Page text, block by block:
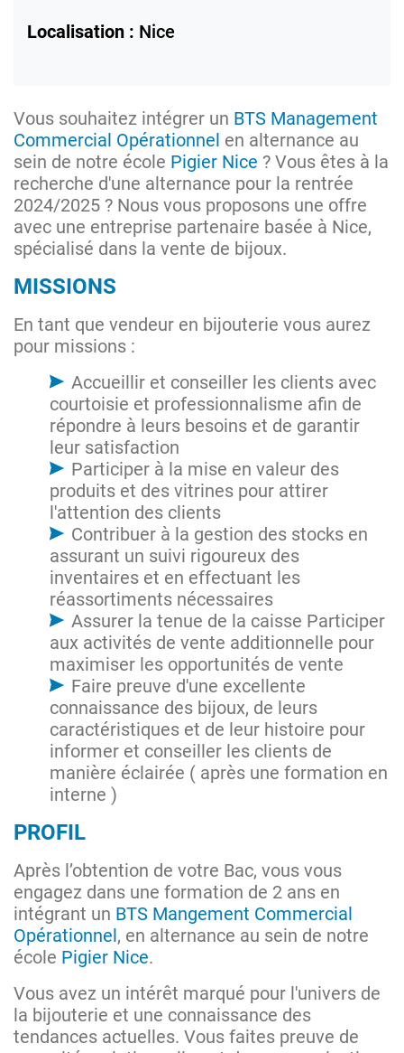
Localisation : Nice
Vous souhaitez intégrer un BTS Management
Commercial Opérationnel en alternance au
sein de notre école Pigier Nice ? Vous êtes à la
recherche d'une alternance pour la rentrée
2024/2025 ? Nous vous proposons une offre
avec une entreprise partenaire basée à Nice,
spécialisé dans la vente de bijoux.
MISSIONS
En tant que vendeur en bijouterie vous aurez
pour missions :
Accueillir et conseiller les clients avec
courtoisie et professionnalisme afin de
répondre à leurs besoins et de garantir
leur satisfaction
Participer à la mise en valeur des
produits et des vitrines pour attirer
l'attention des clients
Contribuer à la gestion des stocks en
assurant un suivi rigoureux des
inventaires et en effectuant les
réassortiments nécessaires
Assurer la tenue de la caisse Participer
aux activités de vente additionnelle pour
maximiser les opportunités de vente
Faire preuve d'une excellente
connaissance des bijoux, de leurs
caractéristiques et de leur histoire pour
informer et conseiller les clients de
manière éclairée ( après une formation en
interne )
PROFIL
Après l’obtention de votre Bac, vous vous
engagez dans une formation de 2 ans en
intégrant un BTS Mangement Commercial
Opérationnel, en alternance au sein de notre
école Pigier Nice.
Vous avez un intérêt marqué pour l'univers de
la bijouterie et une connaissance des
tendances actuelles. Vous faites preuve de